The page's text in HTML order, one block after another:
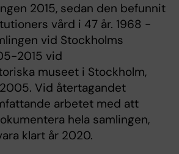
2015, sedan den befunnit
vård i 47 år. 1968 -
vid Stockholms
2015 vid
museet i Stockholm,
Vid återtagandet
arbetet med att
hela samlingen,
klart år 2020.